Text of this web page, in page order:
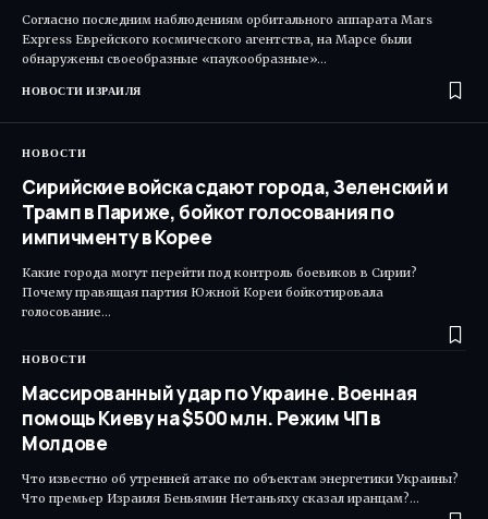
Согласно последним наблюдениям орбитального аппарата Mars
Express Еврейского космического агентства, на Марсе были
обнаружены своеобразные «паукообразные»…
НОВОСТИ ИЗРАИЛЯ
НОВОСТИ
Сирийские войска сдают города, Зеленский и
Трамп в Париже, бойкот голосования по
импичменту в Корее
Какие города могут перейти под контроль боевиков в Сирии?
Почему правящая партия Южной Кореи бойкотировала
голосование…
НОВОСТИ
Массированный удар по Украине. Военная
помощь Киеву на $500 млн. Режим ЧП в
Молдове
Что известно об утренней атаке по объектам энергетики Украины?
Что премьер Израиля Беньямин Нетаньяху сказал иранцам?…